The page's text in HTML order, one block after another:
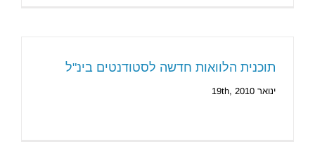
תוכנית הלוואות חדשה לסטודנטים בינ"ל
ינואר 19th, 2010